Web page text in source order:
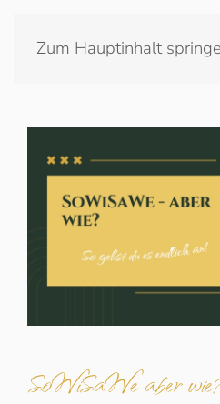
Zum Hauptinhalt
SoWiSaWe aber